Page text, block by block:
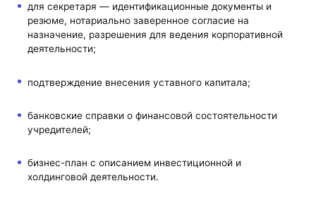
для секретаря — идентификационные документы и
резюме, нотариально заверенное согласие на
назначение, разрешения для ведения корпоративной
деятельности;
подтверждение внесения уставного капитала;
банковские справки о финансовой состоятельности
учредителей;
бизнес-план с описанием инвестиционной и
холдинговой деятельности.